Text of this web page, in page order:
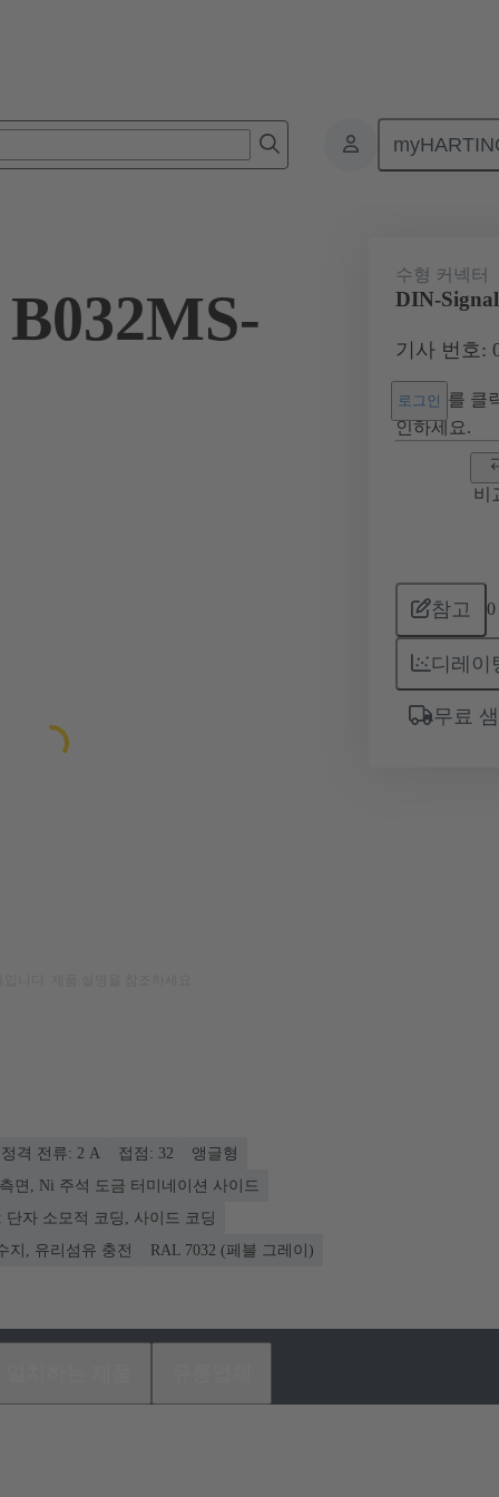
제품 마더보드와 도터보드 연결
수형 커넥터
DIN-
기사 번호:
로그인 를 클
인하세요.
비
참고 0
디레이
무료
정격 전류: ‌2 A 접점: 32
앵글형
면, Ni 주석 도금 터미네이션 사이드
단자 소모적 코딩, 사이드 코딩
지, 유리섬유 충전 RAL 7032 (페블 그레이)